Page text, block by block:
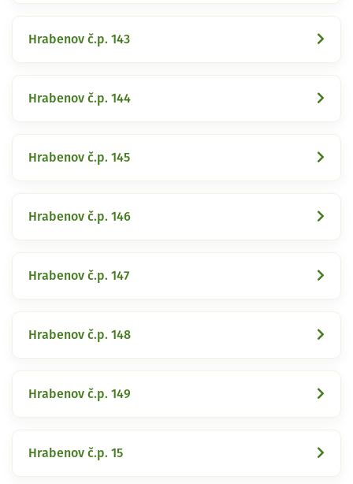
Hrabenov č.p. 143
Hrabenov č.p. 144
Hrabenov č.p. 145
Hrabenov č.p. 146
Hrabenov č.p. 147
Hrabenov č.p. 148
Hrabenov č.p. 149
Hrabenov č.p. 15